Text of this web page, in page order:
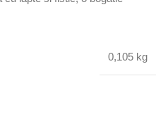
0,105 kg